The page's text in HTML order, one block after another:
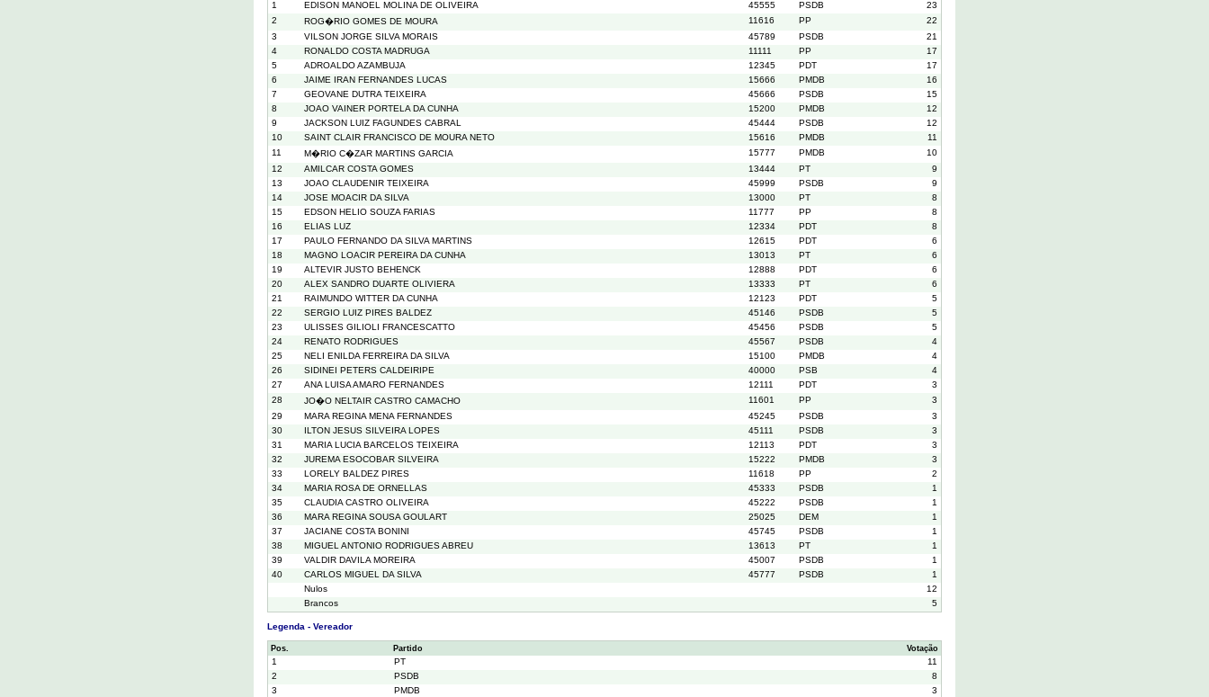
1 EDISON MANOEL MOLINA DE OLIVEIRA 45555 PSDB
23
2
ROG�RIO GOMES DE MOURA 11616 PP
22
3
VILSON JORGE SILVA MORAIS 45789 PSDB
21
4
RONALDO COSTA MADRUGA 11111 PP
17
5
ADROALDO AZAMBUJA 12345 PDT
17
6
JAIME IRAN FERNANDES LUCAS 15666 PMDB
16
7
GEOVANE DUTRA TEIXEIRA 45666 PSDB
15
8
JOAO VAINER PORTELA DA CUNHA 15200 PMDB
12
9
JACKSON LUIZ FAGUNDES CABRAL 45444 PSDB
12
10
SAINT CLAIR FRANCISCO DE MOURA NETO 15616 PMDB
11
11
M�RIO C�ZAR MARTINS GARCIA 15777 PMDB
10
12
AMILCAR COSTA GOMES 13444 PT
9
13
JOAO CLAUDENIR TEIXEIRA 45999 PSDB
9
14
JOSE MOACIR DA SILVA 13000 PT
8
15
EDSON HELIO SOUZA FARIAS 11777 PP
8
16
ELIAS LUZ 12334 PDT
8
17
PAULO FERNANDO DA SILVA MARTINS 12615 PDT
6
18
MAGNO LOACIR PEREIRA DA CUNHA 13013 PT
6
19
ALTEVIR JUSTO BEHENCK 12888 PDT
6
20
ALEX SANDRO DUARTE OLIVIERA 13333 PT
6
21
RAIMUNDO WITTER DA CUNHA 12123 PDT
5
22
SERGIO LUIZ PIRES BALDEZ 45146 PSDB
5
23
ULISSES GILIOLI FRANCESCATTO 45456 PSDB
5
24
RENATO RODRIGUES 45567 PSDB
4
25
NELI ENILDA FERREIRA DA SILVA 15100 PMDB
4
26
SIDINEI PETERS CALDEIRIPE 40000 PSB
4
27
ANA LUISA AMARO FERNANDES 12111 PDT
3
28
JO�O NELTAIR CASTRO CAMACHO 11601 PP
3
29
MARA REGINA MENA FERNANDES 45245 PSDB
3
30
ILTON JESUS SILVEIRA LOPES 45111 PSDB
3
31
MARIA LUCIA BARCELOS TEIXEIRA 12113 PDT
3
32
JUREMA ESOCOBAR SILVEIRA 15222 PMDB
3
33
LORELY BALDEZ PIRES 11618 PP
2
34
MARIA ROSA DE ORNELLAS 45333 PSDB
1
35
CLAUDIA CASTRO OLIVEIRA 45222 PSDB
1
36
MARA REGINA SOUSA GOULART 25025 DEM
1
37
JACIANE COSTA BONINI 45745 PSDB
1
38
MIGUEL ANTONIO RODRIGUES ABREU 13613 PT
1
39
VALDIR DAVILA MOREIRA 45007 PSDB
1
40
CARLOS MIGUEL DA SILVA 45777 PSDB
1
Nulos
12
Brancos
5
Legenda - Vereador
Pos. Partido Votação
1 PT
11
2
PSDB
8
3
PMDB 3